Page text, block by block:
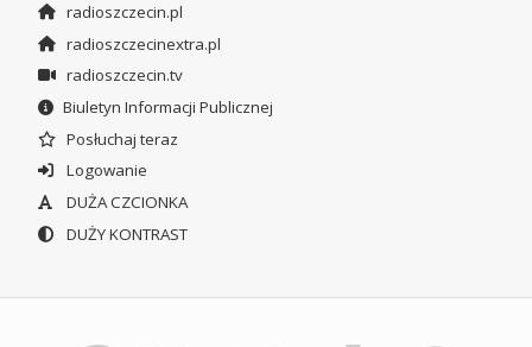
radioszczecin.pl
radioszczecinextra.pl
radioszczecin.tv
Biuletyn Informacji Publicznej
Posłuchaj teraz
Logowanie
DUŻA CZCIONKA
DUŻY KONTRAST